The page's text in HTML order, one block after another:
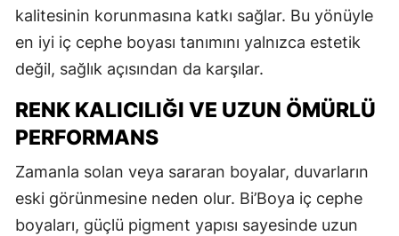
kalitesinin korunmasına katkı sağlar. Bu yönüyle
en iyi iç cephe boyası tanımını yalnızca estetik
değil, sağlık açısından da karşılar.
RENK KALICILIĞI VE UZUN ÖMÜRLÜ
PERFORMANS
Zamanla solan veya sararan boyalar, duvarların
eski görünmesine neden olur. Bi’Boya iç cephe
boyaları, güçlü pigment yapısı sayesinde uzun